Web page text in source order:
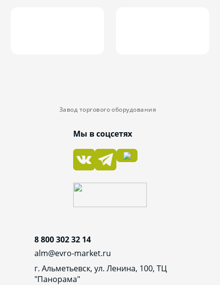
Завод торгового оборудования
Мы в соцсетях
8 800 302 32 14
alm@evro-market.ru
г. Альметьевск, ул. Ленина, 100, ТЦ
"Панорама"